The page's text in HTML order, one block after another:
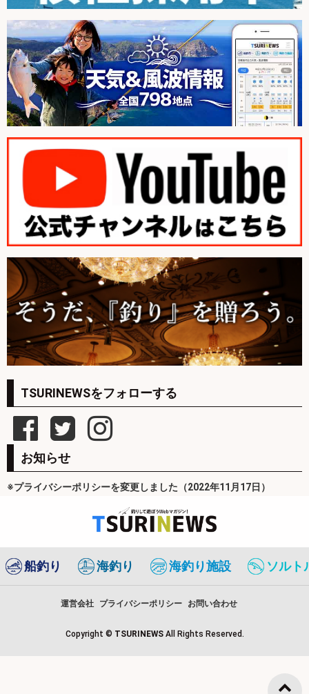
TSURINEWSをフォローする
お知らせ
※プライバシーポリシーを変更しました（2022年11月17日）
船釣り 海釣り 海釣り施設 ソルト
運営会社 プライバシーポリシー お問い合わせ
Copyright © TSURINEWS All Rights Reserved.